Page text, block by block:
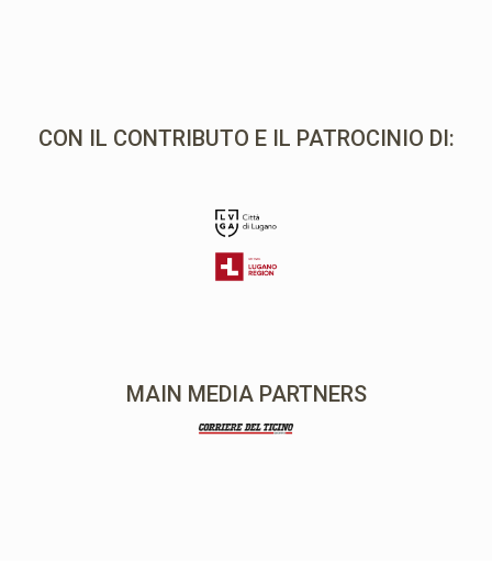
CON IL CONTRIBUTO E IL PATROCINIO DI:
MAIN MEDIA PARTNERS